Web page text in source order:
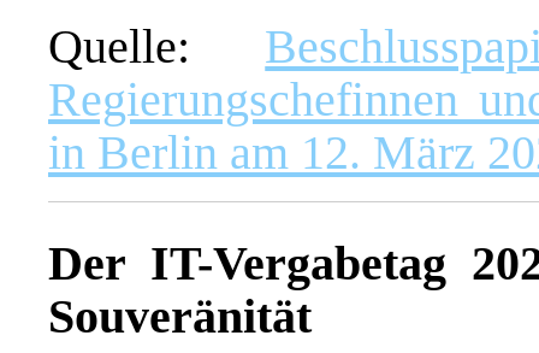
Quelle:
Regierungschefinnen
in Berlin am 12. März
Der IT-Vergabetag
Souveränität